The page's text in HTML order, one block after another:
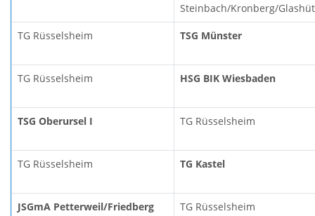
Steinbach/Kronberg/
TG Rüsselsheim TSG Münster
TG Rüsselsheim HSG BIK Wiesbaden
TSG Oberursel I TG Rüsselsheim
TG Rüsselsheim TG Kastel
JSGmA Petterweil/Friedberg TG Rüsselsheim